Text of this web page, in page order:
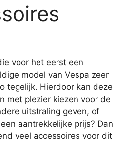
voor het eerst een
model van Vespa zeer
tegelijk. Hierdoor kan deze
met plezier kiezen voor de
uitstraling geven, of
aantrekkelijke prijs? Dan
veel accessoires voor dit